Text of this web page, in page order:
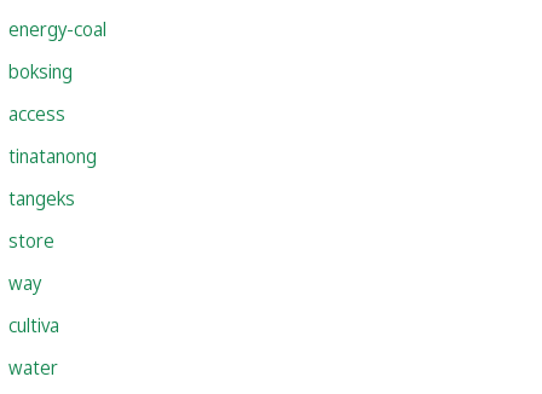
energy-coal
boksing
access
tinatanong
tangeks
store
way
cultiva
water